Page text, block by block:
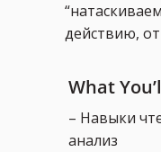
действию,
What
– Навыки
анализ